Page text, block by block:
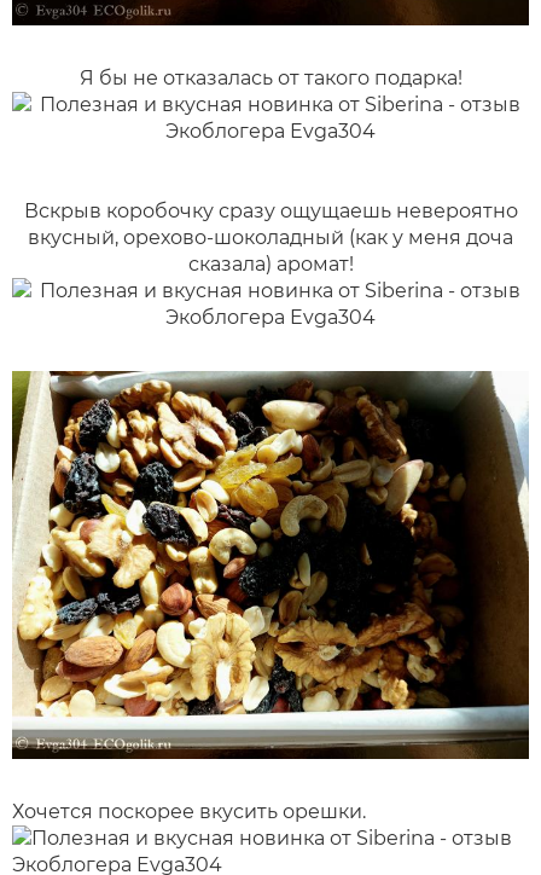
Я бы не отказалась от такого подарка!
Вскрыв коробочку сразу ощущаешь невероятно
вкусный, орехово-шоколадный (как у меня доча
сказала) аромат!
Хочется поскорее вкусить орешки.